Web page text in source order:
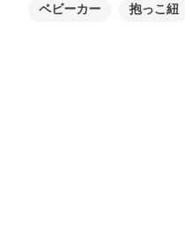
ベビーカー 抱っこ紐